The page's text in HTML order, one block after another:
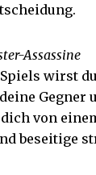
Assassine
Spiels wirst
Gegner
von
beseitige